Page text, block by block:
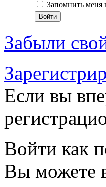
Запомнить меня
Забыли
Если вы
Войти как
Вы можете